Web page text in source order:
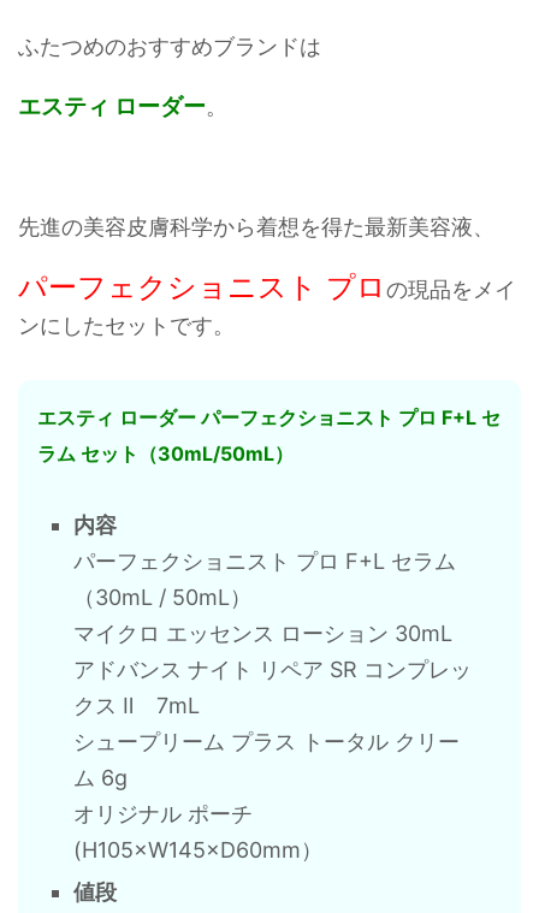
ふたつめのおすすめブランドは
エスティ ローダー。
先進の美容皮膚科学から着想を得た最新美容液、
パーフェクショニスト プロ の現品をメイ
ンにしたセットです。
エスティ ローダー パーフェクショニスト プロ F+L セ
ラム セット（30mL/50mL）
内容
パーフェクショニスト プロ F+L セラム
（30mL / 50mL）
マイクロ エッセンス ローション 30mL
アドバンス ナイト リペア SR コンプレッ
クス Ⅱ 7mL
シュープリーム プラス トータル クリー
ム 6g
オリジナル ポーチ
(H105×W145×D60mm）
値段